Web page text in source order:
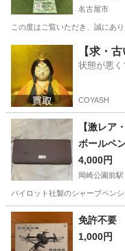
名古屋市
この度はご覧いただき、誠にあ
その他
【求・
状態が悪く
COYASH
【激レ
ボールペ
4,000円
岡崎公園前駅
パイロット社製のシャープペン
愛知 岡崎市 岡崎公園
免許不要
1,000円